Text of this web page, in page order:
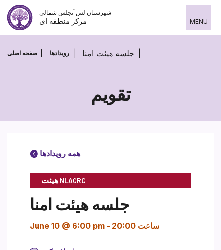
Skip
to
content
شهرستان لس آنجلس شمالی
مرکز منطقه ای MENU
صفحه اصلی رویدادها جلسه هیئت امنا
تقویم
همه رویدادها
هیئت NLACRC
جلسه هیئت امنا
June 10 @ 6:00 pm - ساعت 20:00